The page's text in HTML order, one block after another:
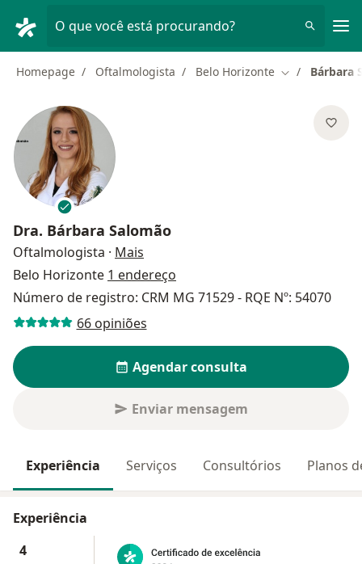
O que você está procurando?
Homepage Oftalmologista Belo Horizonte Mudar deBárbara
Dra. Bárbara Salomão
Oftalmologista · Mais
Belo Horizonte 1 endereço
Número de registro: CRM MG 71529 - RQE Nº: 54070
66 opiniões
Agendar consulta
Enviar mensagem
Experiência Serviços Consultórios Planos
Experiência
4